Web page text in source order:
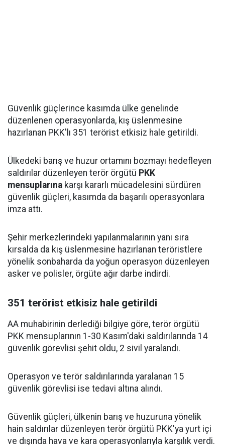
Güvenlik güçlerince kasımda ülke genelinde
düzenlenen operasyonlarda, kış üslenmesine
hazırlanan PKK'lı 351 terörist etkisiz hale getirildi.
Ülkedeki barış ve huzur ortamını bozmayı hedefleyen
saldırılar düzenleyen terör örgütü PKK
mensuplarına karşı kararlı mücadelesini sürdüren
güvenlik güçleri, kasımda da başarılı operasyonlara
imza attı.
Şehir merkezlerindeki yapılanmalarının yanı sıra
kırsalda da kış üslenmesine hazırlanan teröristlere
yönelik sonbaharda da yoğun operasyon düzenleyen
asker ve polisler, örgüte ağır darbe indirdi.
351 terörist etkisiz hale getirildi
AA muhabirinin derlediği bilgiye göre, terör örgütü
PKK mensuplarının 1-30 Kasım'daki saldırılarında 14
güvenlik görevlisi şehit oldu, 2 sivil yaralandı.
Operasyon ve terör saldırılarında yaralanan 15
güvenlik görevlisi ise tedavi altına alındı.
Güvenlik güçleri, ülkenin barış ve huzuruna yönelik
hain saldırılar düzenleyen terör örgütü PKK'ya yurt içi
ve dışında hava ve kara operasyonlarıyla karşılık verdi.